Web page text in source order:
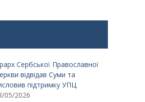
Сербської Православної
відвідав Суми та
підтримку УПЦ
05/2026